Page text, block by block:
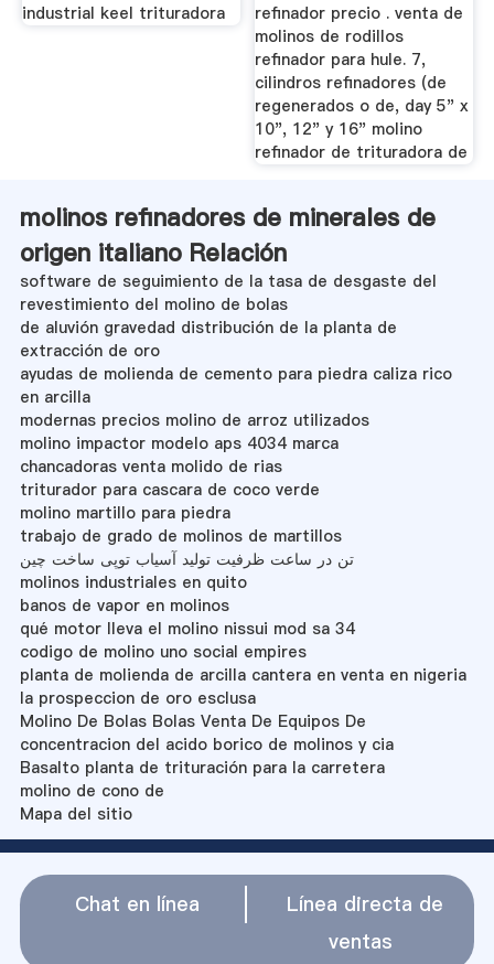
industrial keel trituradora
refinador precio . venta de
molinos de rodillos
refinador para hule. 7,
cilindros refinadores (de
regenerados o de, day 5" x
10", 12" y 16" molino
refinador de trituradora de
molinos refinadores de minerales de
origen italiano Relación
software de seguimiento de la tasa de desgaste del
revestimiento del molino de bolas
de aluvión gravedad distribución de la planta de
extracción de oro
ayudas de molienda de cemento para piedra caliza rico
en arcilla
modernas precios molino de arroz utilizados
molino impactor modelo aps 4034 marca
chancadoras venta molido de rias
triturador para cascara de coco verde
molino martillo para piedra
trabajo de grado de molinos de martillos
تن در ساعت ظرفیت تولید آسیاب توپی ساخت چین
molinos industriales en quito
banos de vapor en molinos
qué motor lleva el molino nissui mod sa 34
codigo de molino uno social empires
planta de molienda de arcilla cantera en venta en nigeria
la prospeccion de oro esclusa
Molino De Bolas Bolas Venta De Equipos De
concentracion del acido borico de molinos y cia
Basalto planta de trituración para la carretera
molino de cono de
Mapa del sitio
Chat en línea
Línea directa de
ventas